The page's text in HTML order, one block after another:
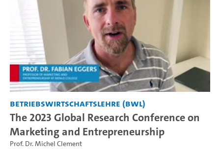
Betriebswirtschaftslehre (BWL)
The 2023 Global Research Conference on
Marketing and Entrepreneurship
Prof. Dr. Michel Clement